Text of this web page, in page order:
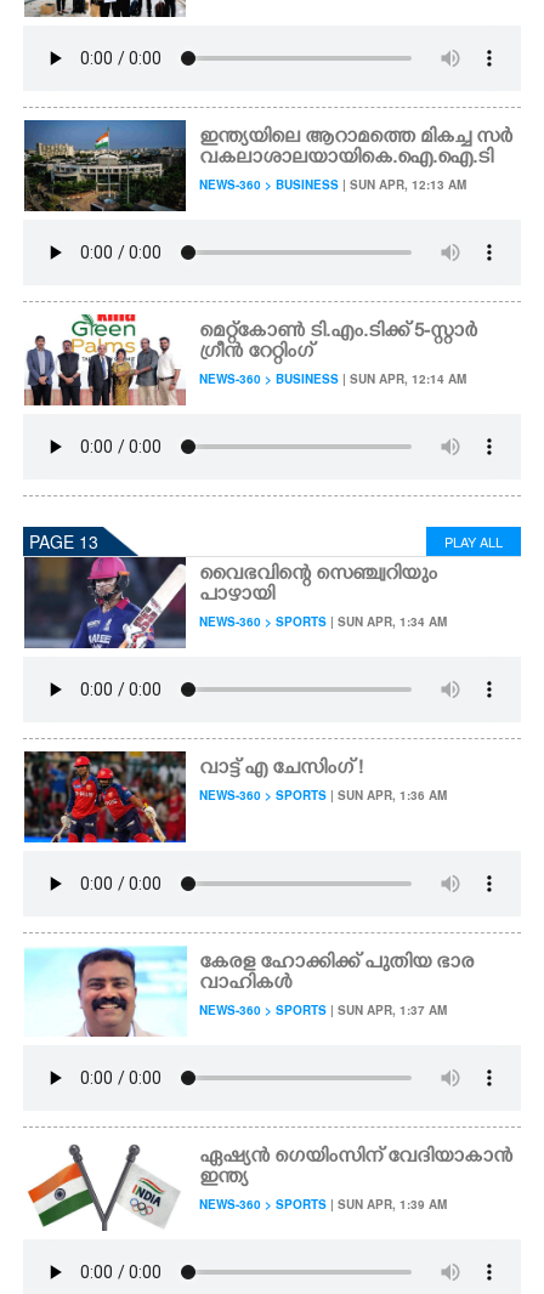
ഇന്ത്യയിലെ ആറാമത്തെ മികച്ച സർ
വകലാശാലയായി കെ.ഐ.ഐ.ടി
NEWS-360 > BUSINESS | SUN APR, 12:13 AM
മെറ്റ്കോൺ ടി.എം.ടിക്ക് 5-സ്റ്റാർ
ഗ്രീൻ റേറ്റിംഗ്
NEWS-360 > BUSINESS | SUN APR, 12:14 AM
PAGE 13 PLAY ALL
വൈഭവിന്റെ സെഞ്ച്വറിയും
പാഴായി
NEWS-360 > SPORTS | SUN APR, 1:34 AM
വാട്ട് എ ചേസിംഗ് !
NEWS-360 > SPORTS | SUN APR, 1:36 AM
കേരള ഹോക്കിക്ക് പുതിയ ഭാര
വാഹികൾ
NEWS-360 > SPORTS | SUN APR, 1:37 AM
ഏഷ്യൻ ഗെയിംസിന് വേദിയാകാൻ
ഇന്ത്യ
NEWS-360 > SPORTS | SUN APR, 1:39 AM